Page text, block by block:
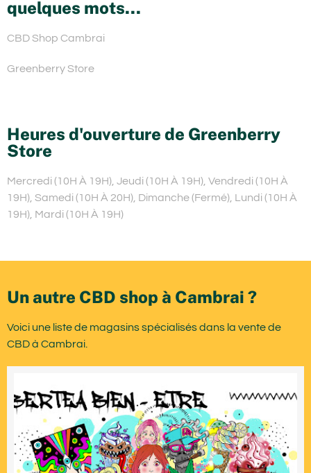
quelques mots...
CBD Shop Cambrai
Greenberry Store
Heures d'ouverture de Greenberry
Store
Mercredi (10H À 19H), Jeudi (10H À 19H), Vendredi (10H À
19H), Samedi (10H À 20H), Dimanche (Fermé), Lundi (10H À
19H), Mardi (10H À 19H)
Un autre CBD shop à Cambrai ?
Voici une liste de magasins spécialisés dans la vente de
CBD à Cambrai.